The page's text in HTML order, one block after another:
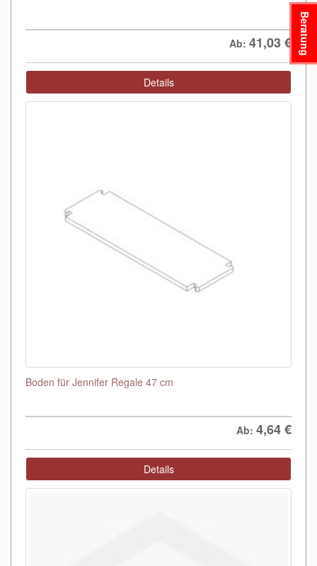
Ab: 41,03€
Details
Boden für Jennifer Regale 47 cm
Ab: 4,64€
Details
Beratung